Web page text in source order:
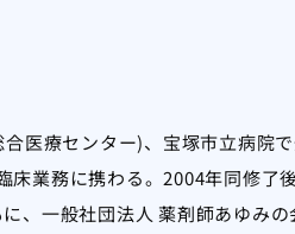
医療センター)、宝塚市立病院
業務に携わる。2004年同修了
、一般社団法人 薬剤師あゆみ